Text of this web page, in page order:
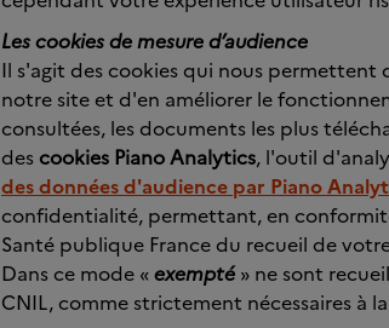
Les cookies de mesure d’audience
Il s'agit des cookies qui nous
notre site et d'en améliorer le
consultées, les documents les plus
descookies Piano Analytics, l'outil
des données d'audience par Piano
confidentialité, permettant, en
Santé publique France du recueil de
Dans ce mode «exempté » ne sont
CNIL, comme strictement nécessaires à